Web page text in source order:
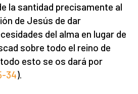
la santidad precisamente al
de Jesús de dar
del alma en lugar de
sobre todo el reino de
esto se os dará por
34).